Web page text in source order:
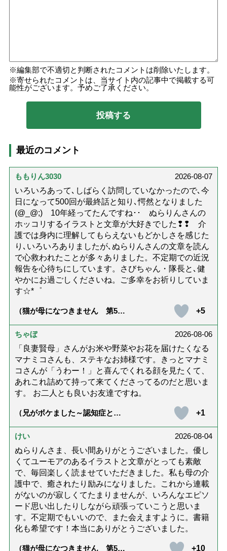
編集部で不適切と判断されたコメントは削除いたします。
寄せられたコメントは、当サイト内の記事中で掲載する可
能性がございます。予めご了承ください。
最近のコメント
ももりん3030
2026-08-07
いろいろあって､しばらく訪問していなかったので､今
日になって500回が最終話と知り､愕然となりました
(@_@;) 10年経ってたんですね･･ ぬらりんさんの
ホッコリするイラストと文章が大好きでした❢❢ 介
護では身内に理解してもらえないもどかしさを感じた
り､いろいろありましたが､ぬらりんさんの文章を読ん
で心救われたことが多々ありました。不定期での近況
報告を心待ちにしています。さびちゃん・隊長と､健
やかにお過ごしくださいね。ご多幸をお祈りしていま
す☆*゜
（猫が母になつきません 第500
+5
ちゃぼ
2026-08-06
「良妻賢母」さんがお米や野菜やお花を届けたくなる
マナミコさんも、ステキなお姉様です。きっとマナミ
コさんが「うわー！」と喜んでくれる顔を見たくて、
あれこれ詰めて持って来てくださってるのだと思いま
す。 お二人とも良いお友達ですね。
（兄がボケました～認知症と介
達』が届きました」）
+1
けい
2026-08-04
ぬらりんさま、長い間ありがとうございました。優し
くてユーモアのあるイラストと文章がとっても素敵
で、毎回楽しく読ませていただきました。私も母の介
護中で、癒されたり励みになりました。これから連載
がないのが寂しくてたまりませんが、いろんなエピソ
ード思い出したりしながら頑張っていこうと思いま
す。不定期でもいいので、また会えますように。書籍
化も希望です！本当にありがとうございました。
（猫が母になつきません 第500 +10